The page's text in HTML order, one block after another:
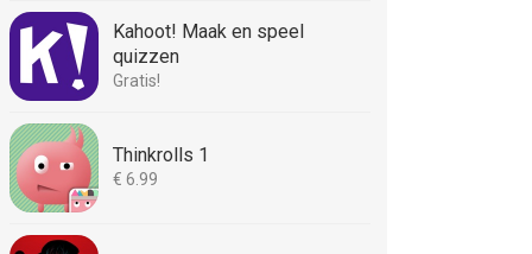
Kahoot! Maak en speel
quizzen
Gratis!
Thinkrolls 1
€ 6.99